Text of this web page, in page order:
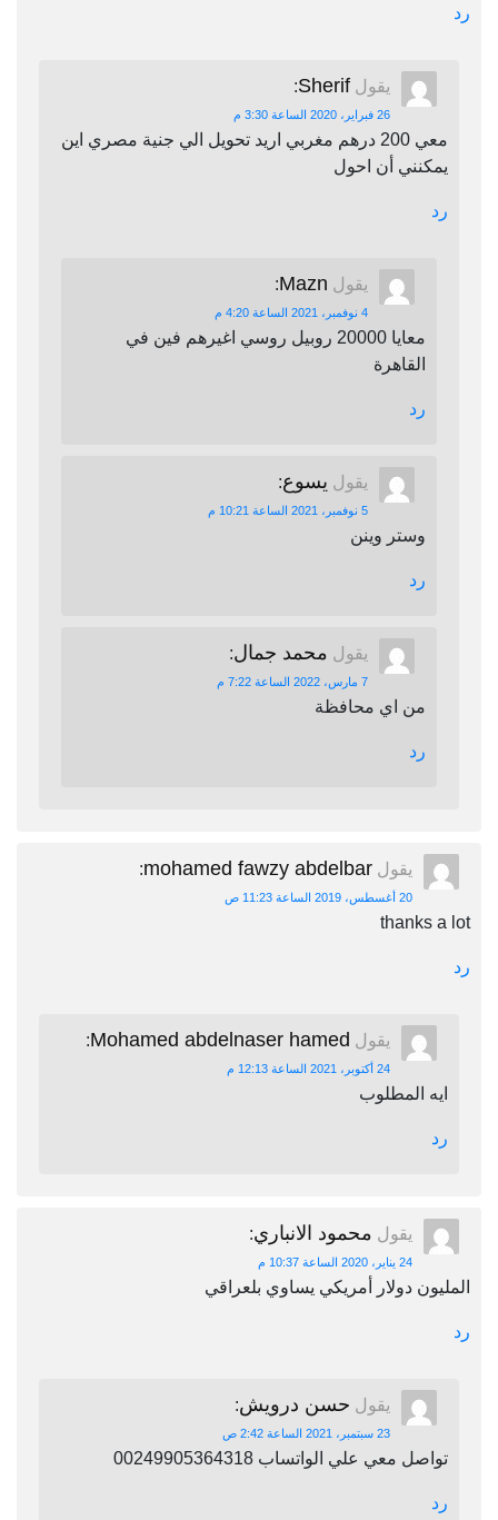
رد
يقول Sherif
:
26 فبراير، 2020 الساعة 3:30 م
معي 200 درهم مغربي اريد تحويل الي جنية مصري اين
يمكنني أن احول
رد
يقول Mazn
:
4 نوفمبر، 2021 الساعة 4:20 م
معايا 20000 روبيل روسي اغيرهم فين في
القاهرة
رد
يقول يسوع:
5 نوفمبر، 2021 الساعة 10:21 م
وستر وينن
رد
يقول محمد جمال:
7 مارس، 2022 الساعة 7:22 م
من اي محافظة
رد
يقول mohamed fawzy abdelbar
:
20 أغسطس، 2019 الساعة 11:23 ص
thanks a lot
رد
يقول Mohamed abdelnaser hamed
:
24 أكتوبر، 2021 الساعة 12:13 م
ايه المطلوب
رد
يقول محمود الانباري:
24 يناير، 2020 الساعة 10:37 م
المليون دولار أمريكي يساوي بلعراقي
رد
يقول حسن درويش:
23 سبتمبر، 2021 الساعة 2:42 ص
تواصل معي علي الواتساب 00249905364318
رد